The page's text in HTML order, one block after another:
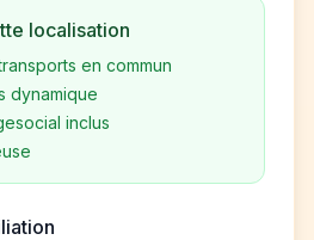
localisation
en commun
dynamique
inclus